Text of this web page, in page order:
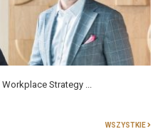
Strategy ...
WSZYSTKIE